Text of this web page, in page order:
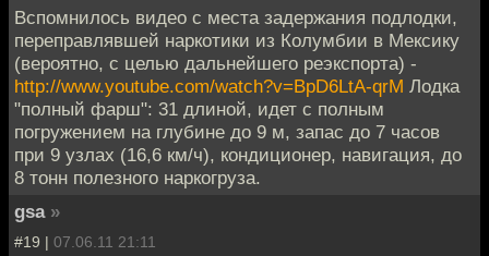
Вспомнилось видео с места задержания подлодки,
переправлявшей наркотики из Колумбии в Мексику
(вероятно, с целью дальнейшего реэкспорта) -
http://www.youtube.com/watch?v=BpD6LtA-qrM Лодка
"полный фарш": 31 длиной, идет с полным
погружением на глубине до 9 м, запас до 7 часов
при 9 узлах (16,6 км/ч), кондиционер, навигация, до
8 тонн полезного наркогруза.
gsa »
#19 | 07.06.11 21:11